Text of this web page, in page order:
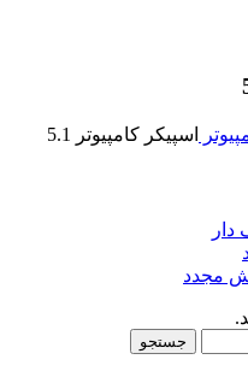
اسپیکر کامپیوتر 5.1
مجدد
جستجو